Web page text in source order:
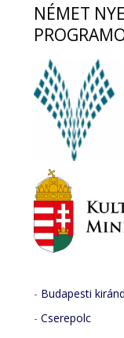
NÉMET
- Budapesti
-Cserepolc